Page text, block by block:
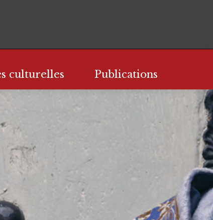
culturelles Publications